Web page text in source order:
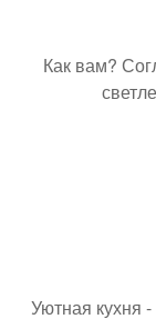
Как вам?
Уютная кухня